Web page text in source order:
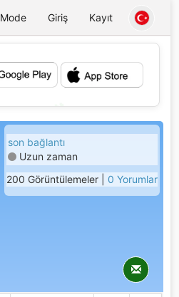
Mode Giriş Kayıt
son bağlantı
Uzun zaman
200 Görüntülemeler | 0 Yorumlar